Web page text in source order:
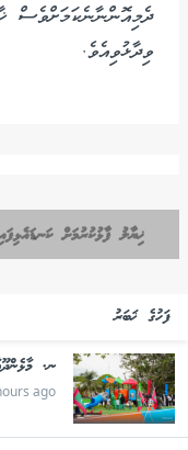
ދެމިއޮންނާނެކަމަށްވެސް
ވިދާޅުވިއެވެ.
ޚިޔާލު ފާޅުކުރުމަށް
ފަހުގެ ޚަބަރު
ނ.
ago